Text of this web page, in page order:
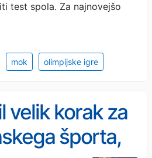
test spola. Za najnovejšo
mok olimpijske igre
velik korak za
športa,